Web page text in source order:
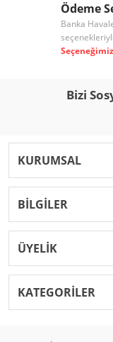
Ödeme
Banka
Bizi
KURUMSAL
BİLGİLER
ÜYELİK
KATEGORİLER